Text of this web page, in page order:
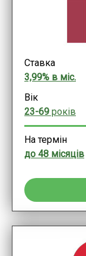
Ставка
3,99% в міс.
Вік
23-69 років
На термін
до 48 місяців